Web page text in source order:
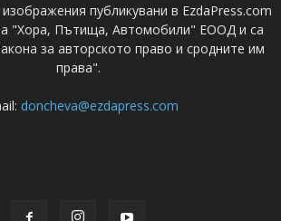
публикувани в EzdaPress.com
"Хора, Пътища, Автомобили" ЕООД и са
за авторското право и сродните им
права".
doncheva@ezdapress.com